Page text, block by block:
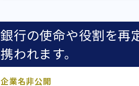
銀行の使命や役割を再
携われます。
企業名非公開